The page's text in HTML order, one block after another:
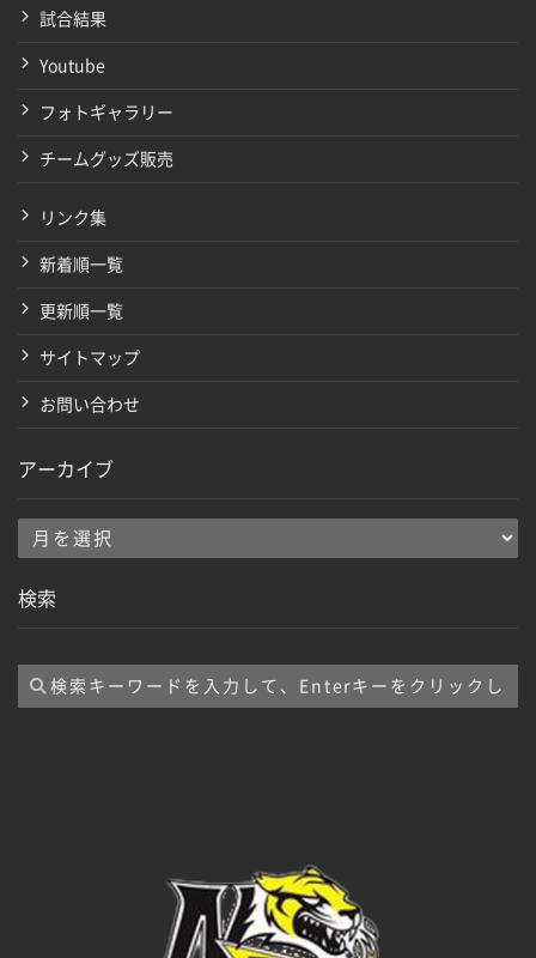
試合結果
Youtube
フォトギャラリー
チームグッズ販売
リンク集
新着順一覧
更新順一覧
サイトマップ
お問い合わせ
アーカイブ
ア
カ
ブ
検索